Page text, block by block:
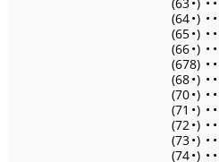
(64•) • •
(65•) • •
(66•) • •
(678) • •
(68•) • •
(70•) • •
(71 •) • •
(72•) • •
(73•) • •
(74•) • •